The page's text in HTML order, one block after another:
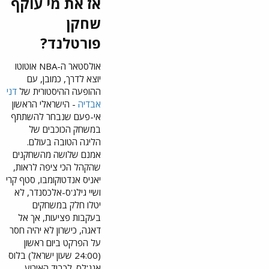
www.
היינו
כחולמי
ם. צפו
בהכרז
ה:
הכוכב
בן
של
פורטל
נד
הבטיח
את
מקומו
במשח
ק
היוקר
תי
בלוס
אנג`ל
ס
עד למקום ה-17.
הדירוג האחרון משקף
מגמה ברורה: אבדיה הפך
לגיטימי בליגה הטובה
בעולם. עד כמה העלייה
שלו מטאורית? רק ביוני
האחרון דורג במקום ה-61,
באוקטובר כבר קפץ ל-53,
בנובמבר טיפס ל-40,
בדצמבר הגיע ל-25, וכעת
השלים נסיקה יוצאת דופן
אל תוך הטופ-20 של
הליגה הטובה בעולם.
דירוג שיא. אבדיה (צילום:
Dennis Lee-Imagn
Images)
העלייה המרשימה של
אבדיה בדירוג מציבה אותו
מעל שורה ארוכה של
שחקן
פורטלנד?​
אולסטאר ה-NBA אוטוטו
יוצא לדרך, כמובן, עם
ההופעה ההיסטורית של דני
אבדיה - הישראלי הראשון
אי-פעם שנבחר להשתתף
במשחק הכוכבים של
הליגה הטובה בעולם.
אמנם שלושה מהשחקנים
שהקהל הכי ציפה לראות,
יאניס אנדטוקומבו, סטף קרי
ושיי גילג'ס-אלכסנדר, לא
יטלו חלק במשחקים
בעקבות פציעות, אך אל
דאגה, כישרון לא יהיה חסר
על הפרקט ביום ראשון
(24:00 שעון ישראל) בלוס